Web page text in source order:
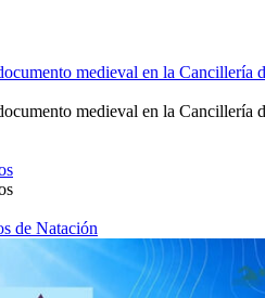
medieval en la Cancillería
medieval en la Cancillería
de Natación